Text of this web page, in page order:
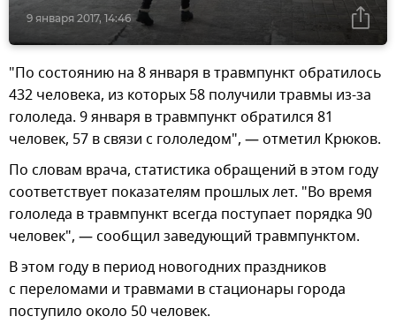
9 января 2017, 14:46
"По состоянию на 8 января в травмпункт обратилось
432 человека, из которых 58 получили травмы из-за
гололеда. 9 января в травмпункт обратился 81
человек, 57 в связи с гололедом", — отметил Крюков.
По словам врача, статистика обращений в этом году
соответствует показателям прошлых лет. "Во время
гололеда в травмпункт всегда поступает порядка 90
человек", — сообщил заведующий травмпунктом.
В этом году в период новогодних праздников
с переломами и травмами в стационары города
поступило около 50 человек.